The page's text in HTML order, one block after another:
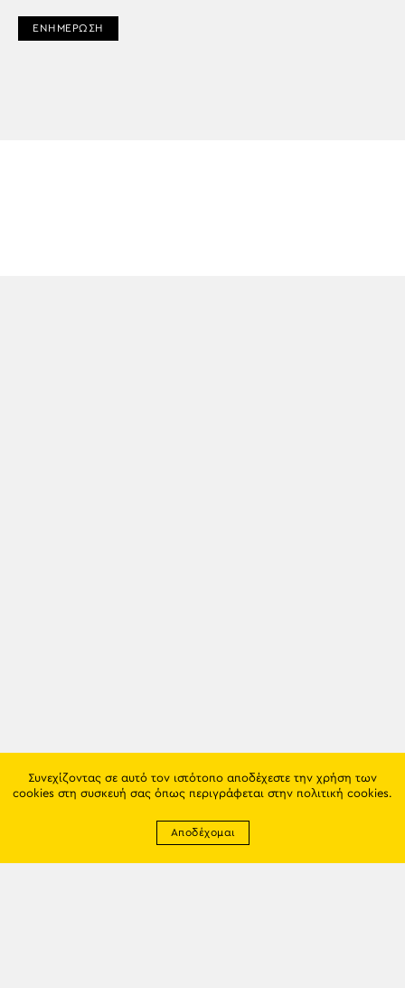
ΕΝΗΜΕΡΩΣΗ
Συνεχίζοντας σε αυτό τον ιστότοπο αποδέχεστε την χρήση των
cookies στη συσκευή σας όπως περιγράφεται στην πολιτική cookies.
Αποδέχομαι